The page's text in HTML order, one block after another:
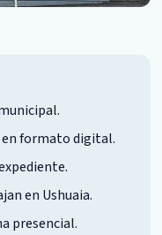
en formato digital.
en Ushuaia.
presencial.